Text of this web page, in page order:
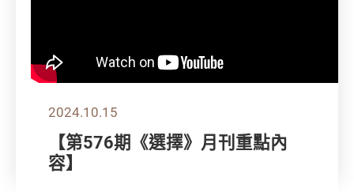
2024.10.15
【第576期《選擇》月刊重點內
容】